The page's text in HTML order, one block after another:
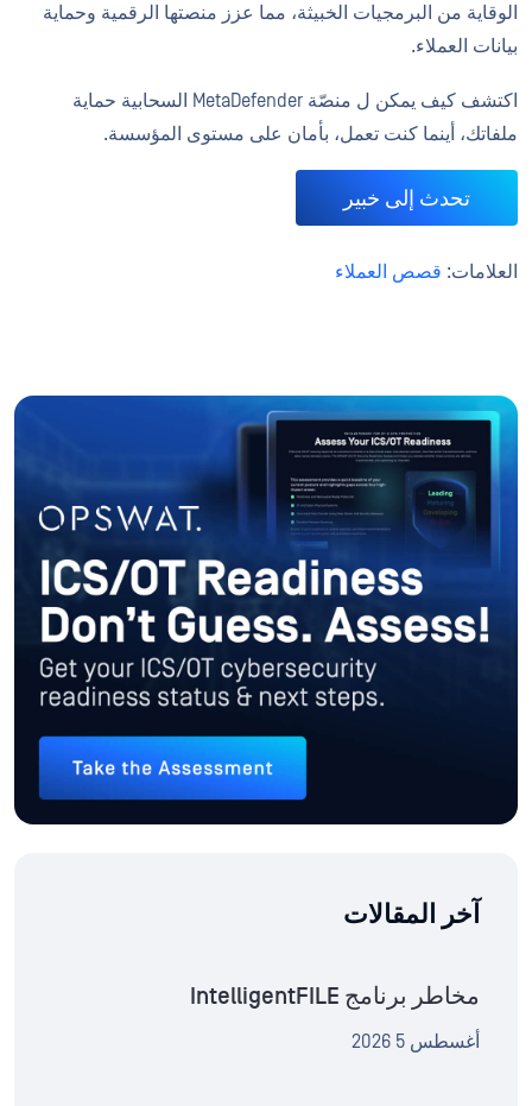
الوقاية من البرمجيات الخبيثة، مما عزز منصتها الرقمية وحماية
بيانات العملاء.
اكتشف كيف يمكن ل منصّة MetaDefender السحابية حماية
ملفاتك، أينما كنت تعمل، بأمان على مستوى المؤسسة.
تحدث إلى خبير
العلامات: قصص العملاء
آخر المقالات
مخاطر برنامج IntelligentFILE
أغسطس 5 2026